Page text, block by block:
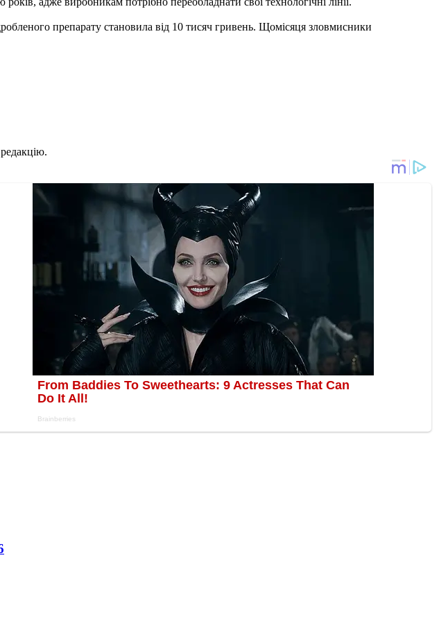
препарату становила від 10 тисяч гривень. Щомісяця зловмисники